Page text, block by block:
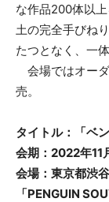
な作品200体以
土の完全手びね
たつとなく、一
会場ではオー
売。
タイトル：「ベ
会期：2022年11
会場：東京都渋
「PENGUIN